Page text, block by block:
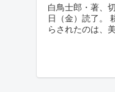
白鳥士郎・著、
日（金）読了。
らされたのは、